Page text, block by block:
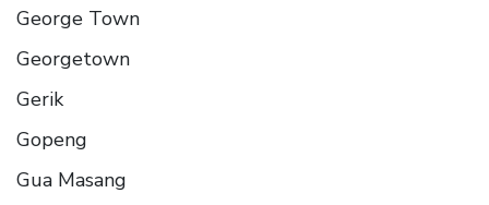
George Town
Georgetown
Gerik
Gopeng
Gua Masang